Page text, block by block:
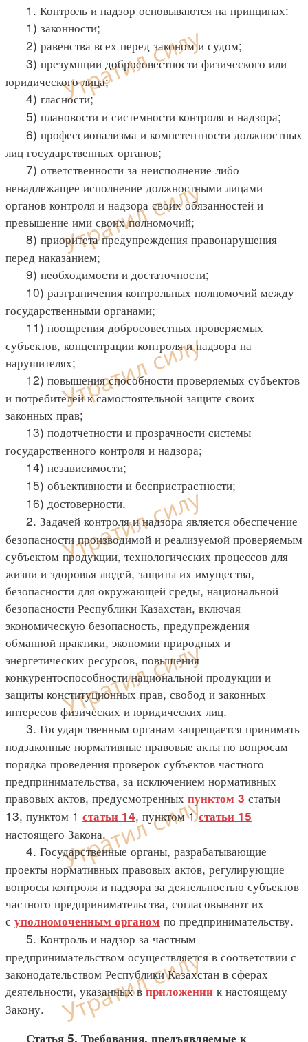
1. Контроль и надзор основываются на принципах:
1) законности;
2) равенства всех перед законом и судом;
3) презумпции добросовестности физического или
юридического лица;
4) гласности;
5) плановости и системности контроля и надзора;
6) профессионализма и компетентности должностных
лиц государственных органов;
7) ответственности за неисполнение либо
ненадлежащее исполнение должностными лицами
органов контроля и надзора своих обязанностей и
превышение ими своих полномочий;
8) приоритета предупреждения правонарушения
перед наказанием;
9) необходимости и достаточности;
10) разграничения контрольных полномочий между
государственными органами;
11) поощрения добросовестных проверяемых
субъектов, концентрации контроля и надзора на
нарушителях;
12) повышения способности проверяемых субъектов
и потребителей к самостоятельной защите своих
законных прав;
13) подотчетности и прозрачности системы
государственного контроля и надзора;
14) независимости;
15) объективности и беспристрастности;
16) достоверности.
2. Задачей контроля и надзора является обеспечение
безопасности производимой и реализуемой проверяемым
субъектом продукции, технологических процессов для
жизни и здоровья людей, защиты их имущества,
безопасности для окружающей среды, национальной
безопасности Республики Казахстан, включая
экономическую безопасность, предупреждения
обманной практики, экономии природных и
энергетических ресурсов, повышения
конкурентоспособности национальной продукции и
защиты конституционных прав, свобод и законных
интересов физических и юридических лиц.
3. Государственным органам запрещается принимать
подзаконные нормативные правовые акты по вопросам
порядка проведения проверок субъектов частного
предпринимательства, за исключением нормативных
правовых актов, предусмотренных пунктом 3 статьи
13, пунктом 1 статьи 14, пунктом 1статьи 15
настоящего Закона.
4. Государственные органы, разрабатывающие
проекты нормативных правовых актов, регулирующие
вопросы контроля и надзора за деятельностью субъектов
частного предпринимательства, согласовывают их
с уполномоченным органом по предпринимательству.
5. Контроль и надзор за частным
предпринимательством осуществляется в соответствии с
законодательством Республики Казахстан в сферах
деятельности, указанных вприложении к настоящему
Закону.
Статья 5. Требования, предъявляемые к